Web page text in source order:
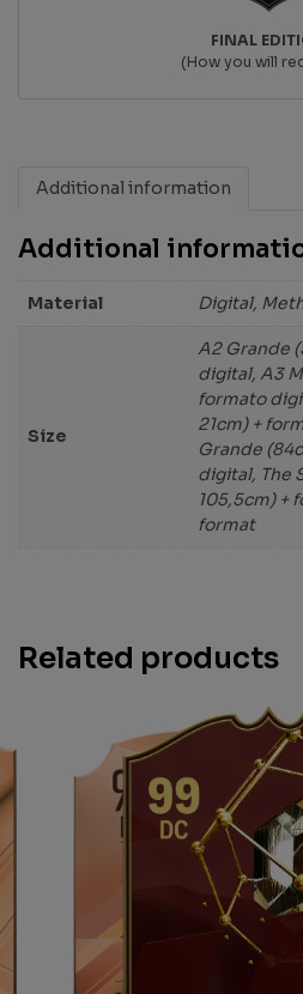
FINAL
(How you will
Additional information
Additional
Material Digital,
Size
A2 Grande
digital, A3
formato
21cm) +
Grande
digital, The
105,5cm) +
format
Related products